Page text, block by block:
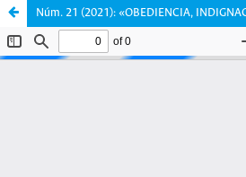
Núm. 21 (2021): «OBEDIENCIA,